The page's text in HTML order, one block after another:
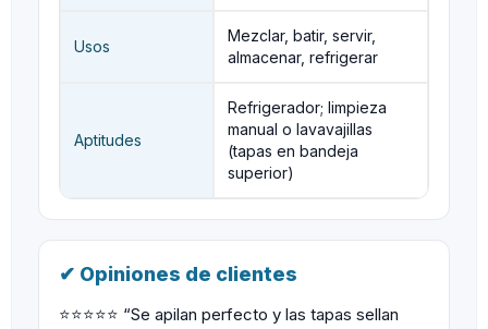
Usos
Mezclar, batir, servir,
almacenar, refrigerar
Aptitudes
Refrigerador; limpieza
manual o lavavajillas
(tapas en bandeja
superior)
✔ Opiniones de clientes
⭐️⭐️⭐️⭐️⭐️ “Se apilan perfecto y las tapas sellan